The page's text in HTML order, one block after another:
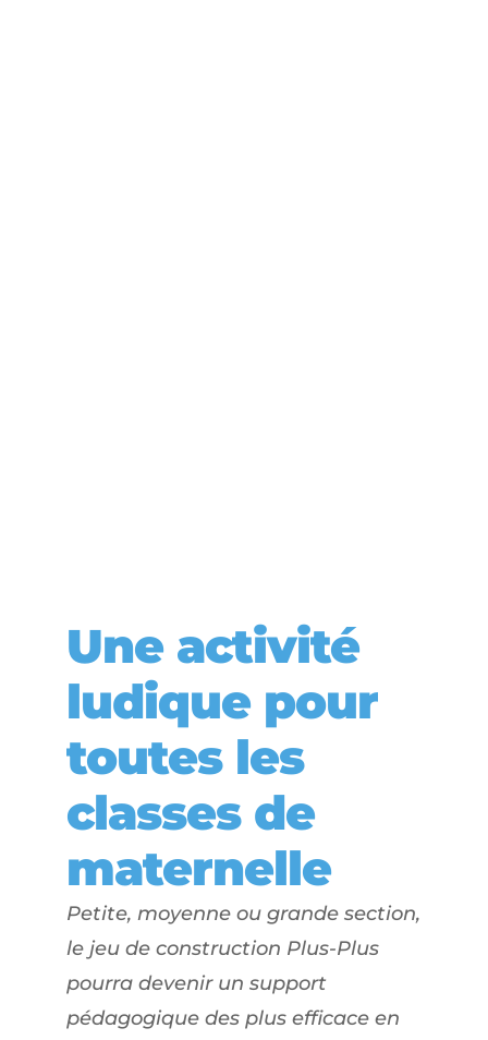
Une activité
ludique pour
toutes les
classes de
maternelle
Petite, moyenne ou grande section,
le jeu de construction Plus-Plus
pourra devenir un support
pédagogique des plus efficace en